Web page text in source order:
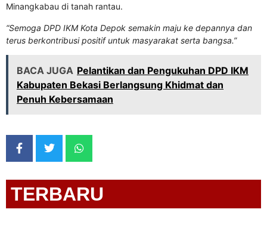
Minangkabau di tanah rantau.
“Semoga DPD IKM Kota Depok semakin maju ke depannya dan
terus berkontribusi positif untuk masyarakat serta bangsa.”
BACA JUGA Pelantikan dan Pengukuhan DPD IKM
Kabupaten Bekasi Berlangsung Khidmat dan
Penuh Kebersamaan
TERBARU